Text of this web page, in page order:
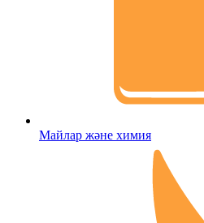
Майлар және химия